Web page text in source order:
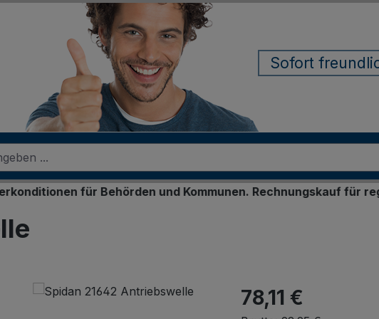
Sofort
für Behörden und Kommunen. Rechnungskauf für
78,11 €